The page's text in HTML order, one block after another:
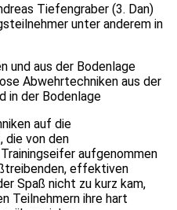
Tiefengraber (3. Dan)
unter anderem in
und aus der Bodenlage
Abwehrtechniken aus der
in der Bodenlage
auf die
die von den
aufgenommen
effektiven
Spaß nicht zu kurz kam,
Teilnehmern ihre hart